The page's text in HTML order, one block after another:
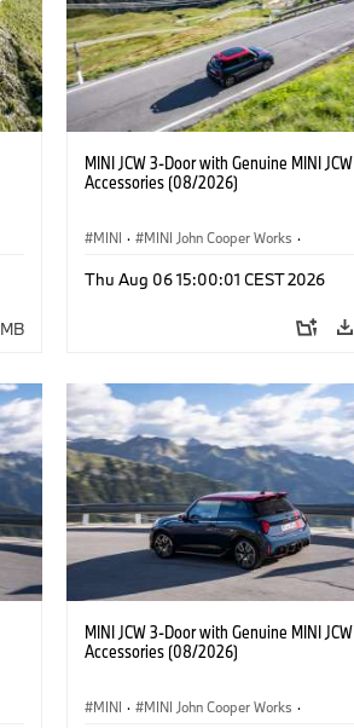
MINI JCW 3-Door with Genuine MINI JCW
Accessories (08/2026)
MINI · MINI John Cooper Works ·
Προαιρετικός εξοπλισμός, αξεσουάρ
Thu Aug 06 15:00:01 CEST 2026
MINI JCW 3-Door with Genuine MINI JCW
Accessories (08/2026)
MINI · MINI John Cooper Works ·